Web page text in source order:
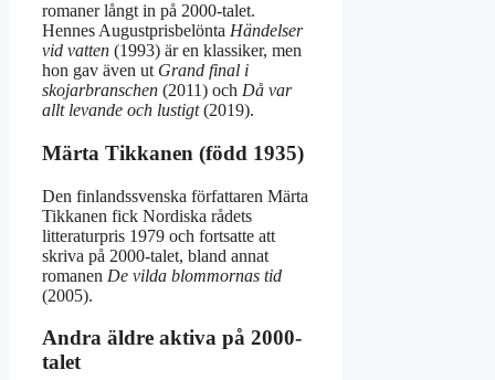
romaner långt in på 2000-talet.
Hennes Augustprisbelönta Händelser
vid vatten (1993) är en klassiker, men
hon gav även ut Grand final i
skojarbranschen (2011) och Då var
allt levande och lustigt(2019).
Märta Tikkanen (född 1935)
Den finlandssvenska författaren Märta
Tikkanen fick Nordiska rådets
litteraturpris 1979 och fortsatte att
skriva på 2000-talet, bland annat
romanen De vilda blommornas tid
(2005).
Andra äldre aktiva på 2000-
talet